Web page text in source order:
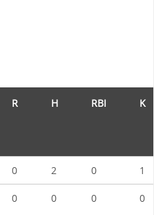
R H RBI K
0 2 0 1
0 0 0 0